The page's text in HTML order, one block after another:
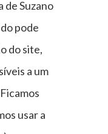
de Suzano
pode
do site,
a um
usar a